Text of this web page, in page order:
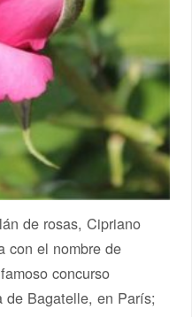
de rosas, Cipriano
con el nombre de
concurso
de Bagatelle, en París;